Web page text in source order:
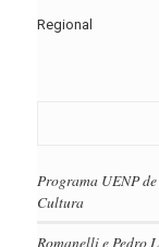
Regional
Programa UENP
Cultura
Romanelli e Pedro